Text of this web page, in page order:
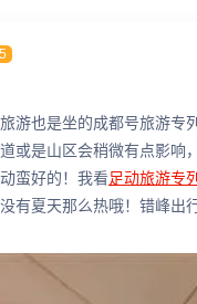
游也是坐的成都号旅游
或是山区会稍微有点影
蛮好的！我看足动旅游专列
有夏天那么热哦！错峰出